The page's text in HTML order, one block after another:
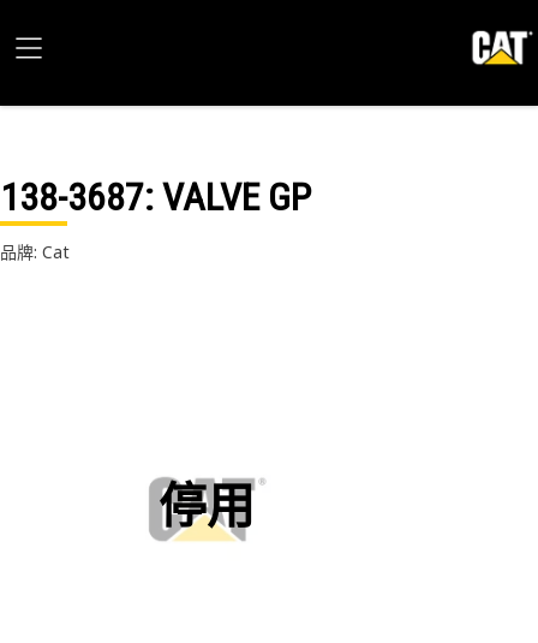
138-3687: VALVE GP
品牌: Cat
停用